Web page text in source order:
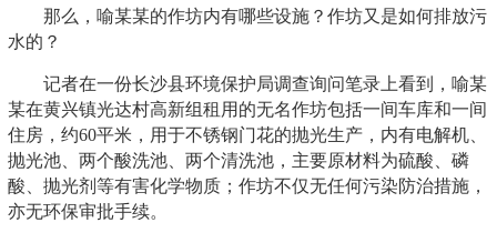
那么，喻某某的作坊内有哪些设施？作坊又是如何排放污
水的？
记者在一份长沙县环境保护局调查询问笔录上看到，喻某
某在黄兴镇光达村高新组租用的无名作坊包括一间车库和一间
住房，约60平米，用于不锈钢门花的抛光生产，内有电解机、
抛光池、两个酸洗池、两个清洗池，主要原材料为硫酸、磷
酸、抛光剂等有害化学物质；作坊不仅无任何污染防治措施，
亦无环保审批手续。